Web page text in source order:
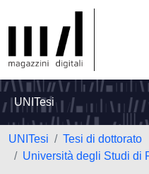
UNITesi
UNITesi
Tesi di dottorato
Università degli Studi di